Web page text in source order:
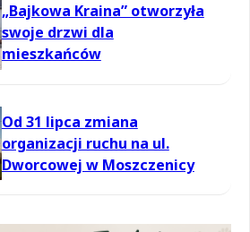
„Bajkowa Kraina” otworzyła
swoje drzwi dla
mieszkańców
Od 31 lipca zmiana
organizacji ruchu na ul.
Dworcowej w Moszczenicy